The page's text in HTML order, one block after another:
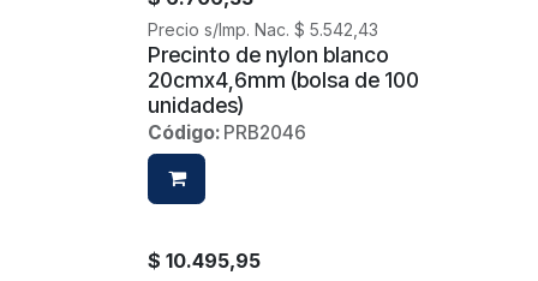
Precinto de nylon blanco
20cmx4,6mm (bolsa de 100
unidades)
Código: PRB2046
Precio s/Imp. Nac. $ 5.542,43
$ 10.495,95